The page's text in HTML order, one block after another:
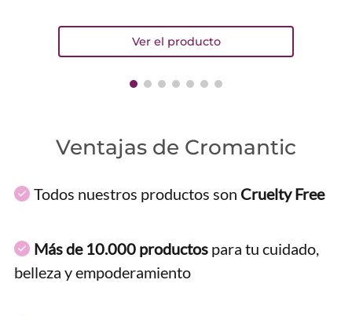
Ventajas de Cromantic
Todos nuestros productos son Cruelty Free
Más de 10.000 productos para tu cuidado,
belleza y empoderamiento